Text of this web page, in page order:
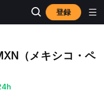
登録
（メキシコ・ペ